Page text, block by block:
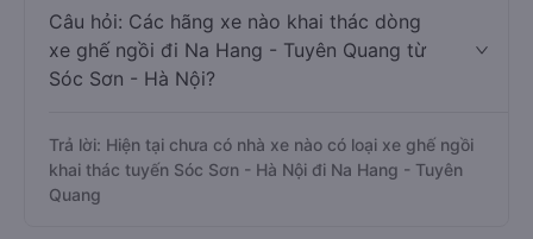
Câu hỏi: Các hãng xe nào khai thác dòng
xe ghế ngồi đi Na Hang - Tuyên Quang từ
Sóc Sơn - Hà Nội?
Trả lời: Hiện tại chưa có nhà xe nào có loại xe ghế ngồi
khai thác tuyến Sóc Sơn - Hà Nội đi Na Hang - Tuyên
Quang